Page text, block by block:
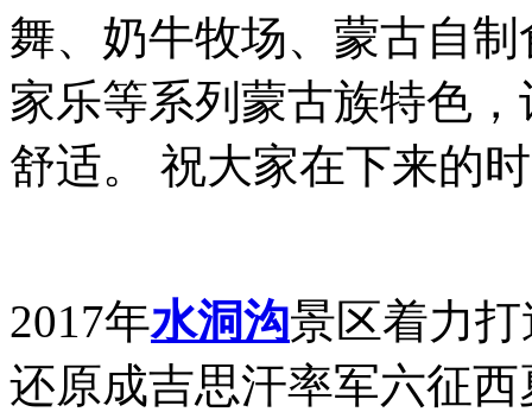
舞、奶牛牧场、蒙古自
家乐等系列蒙古族特色
舒适。 祝大家在下来的
2017年水洞沟景区着力
还原成吉思汗率军六征